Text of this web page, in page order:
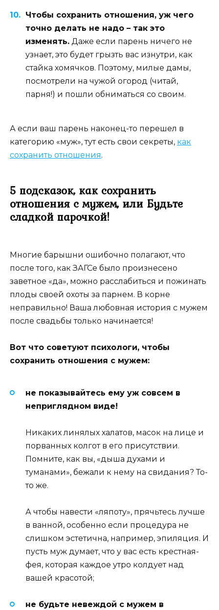
Чтобы сохранить отношения, уж чего
точно делать не надо – так это
изменять. Даже если парень ничего не
узнает, это будет грызть вас изнутри, как
стайка хомячков. Поэтому, милые дамы,
посмотрели на чужой огород (читай,
парня!) и пошли обниматься со своим.
А если ваш парень наконец-то перешел в
категорию «муж», тут есть свои секреты, как
сохранить отношения.
5 подсказок, как сохранить
отношения с мужем, или Будьте
сладкой парочкой!
Многие барышни ошибочно полагают, что
после того, как ЗАГСе было произнесено
заветное «да», можно расслабиться и пожинать
плоды своей охоты за парнем. В корне
неправильно! Ваша любовная история с мужем
после свадьбы только начинается!
Вот что советуют психологи, чтобы
сохранить отношения с мужем:
не показывайтесь ему уж совсем в
неприглядном виде!
Никаких линялых халатов, масок на лице и
порванных колгот в его присутствии.
Помните, как вы, «дыша духами и
туманами», бежали к нему на свидания? То-
то же.
А чтобы навести «ляпоту», прячьтесь лучше
в ванной, особенно если процедура не
слишком эстетична, например, эпиляция. И
пусть муж думает, что у вас есть крестная-
фея, которая каждое утро колдует над
вашей красотой;
не будьте невеждой с мужем в